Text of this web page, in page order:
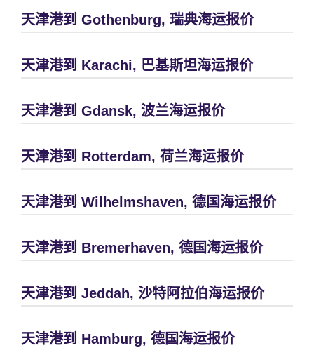
天津港到 Gothenburg, 瑞典海运报价
天津港到 Karachi, 巴基斯坦海运报价
天津港到 Gdansk, 波兰海运报价
天津港到 Rotterdam, 荷兰海运报价
天津港到 Wilhelmshaven, 德国海运报价
天津港到 Bremerhaven, 德国海运报价
天津港到 Jeddah, 沙特阿拉伯海运报价
天津港到 Hamburg, 德国海运报价